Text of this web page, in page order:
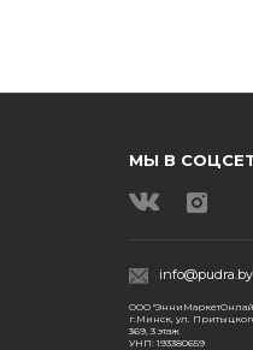
МЫ В
info@pudra.by
ООО
г.Минск, ул.
369, 3 этаж
УНП: 193380659